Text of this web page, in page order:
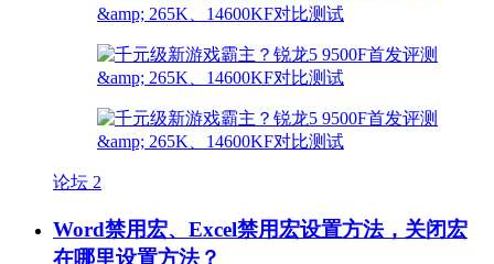
论坛 2
Word禁用宏、Excel禁用宏设置方法，关闭宏
在哪里设置方法？